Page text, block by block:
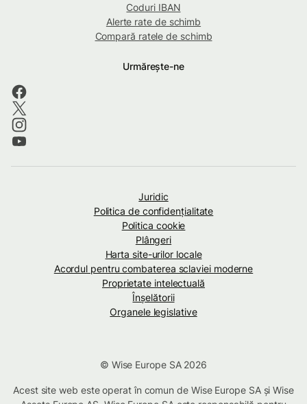
Coduri IBAN
Alerte rate de schimb
Compară ratele de schimb
Urmărește-ne
Juridic
Politica de confidenţialitate
Politica cookie
Plângeri
Harta site-urilor locale
Acordul pentru combaterea sclaviei moderne
Proprietate intelectuală
Înșelătorii
Organele legislative
© Wise Europe SA 2026
Acest site web este operat în comun de Wise Europe SA și Wise